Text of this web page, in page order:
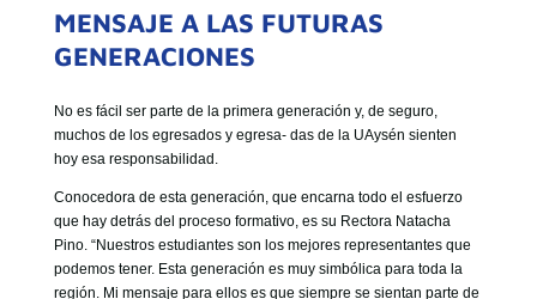
MENSAJE A LAS FUTURAS
GENERACIONES
No es fácil ser parte de la primera generación y, de seguro,
muchos de los egresados y egresa- das de la UAysén sienten
hoy esa responsabilidad.
Conocedora de esta generación, que encarna todo el esfuerzo
que hay detrás del proceso formativo, es su Rectora Natacha
Pino. “Nuestros estudiantes son los mejores representantes que
podemos tener. Esta generación es muy simbólica para toda la
región. Mi mensaje para ellos es que siempre se sientan parte de